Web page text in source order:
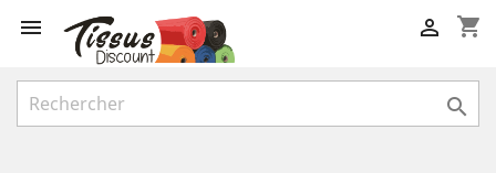
 shopping_cart

